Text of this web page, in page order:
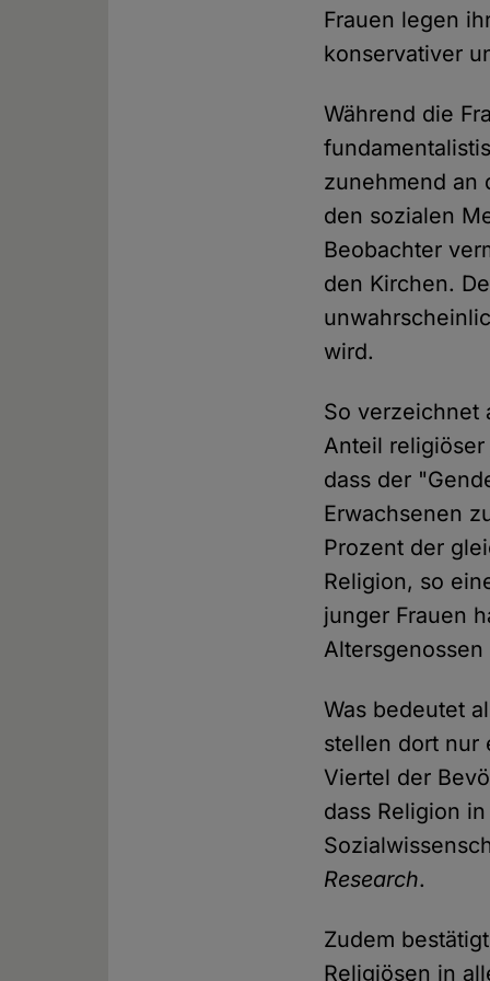
Frauen legen
konservativer
Während die
zunehmend an
den sozialen
Beobachter
den Kirchen.
wird.
So verzeichnet
Anteil
dass der
Erwachsenen
Prozent der
Religion, so
junger Frauen
Was bedeutet
stellen dort nur
Viertel der
dass Religion
Research.
Zudem
Religiösen in